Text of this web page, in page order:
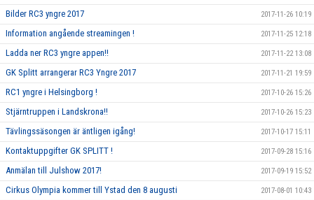
Bilder RC3 yngre 2017 2017-11-26 10:19
Information angående streamingen ! 2017-11-25 12:18
Ladda ner RC3 yngre appen!! 2017-11-22 13:08
GK Splitt arrangerar RC3 Yngre 2017 2017-11-21 19:59
RC1 yngre i Helsingborg ! 2017-10-26 15:26
Stjärntruppen i Landskrona!! 2017-10-26 15:23
Tävlingssäsongen är äntligen igång! 2017-10-17 15:11
Kontaktuppgifter GK SPLITT ! 2017-09-28 15:16
Anmälan till Julshow 2017! 2017-09-19 15:52
Cirkus Olympia kommer till Ystad den 8 augusti 2017-08-01 10:43